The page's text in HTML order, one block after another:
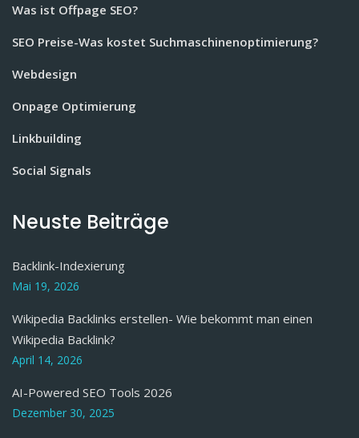
Was ist Offpage SEO?
SEO Preise-Was kostet Suchmaschinenoptimierung?
Webdesign
Onpage Optimierung
Linkbuilding
Social Signals
Neuste Beiträge
Backlink-Indexierung
Mai 19, 2026
Wikipedia Backlinks erstellen- Wie bekommt man einen
Wikipedia Backlink?
April 14, 2026
AI-Powered SEO Tools 2026
Dezember 30, 2025